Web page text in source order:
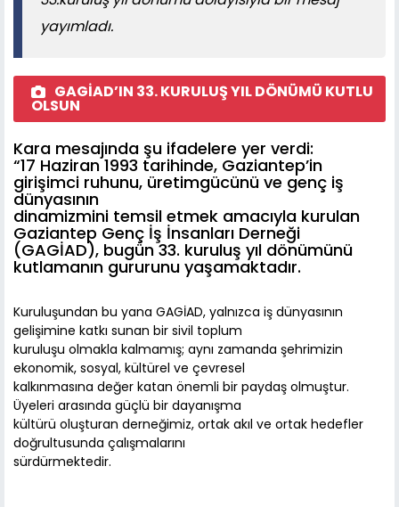
yayımladı.
GAGİAD’IN 33. KURULUŞ YIL DÖNÜMÜ KUTLU
OLSUN
Kara mesajında şu ifadelere yer verdi:
“17 Haziran 1993 tarihinde, Gaziantep’in
girişimci ruhunu, üretimgücünü ve genç iş
dünyasının
dinamizmini temsil etmek amacıyla kurulan
Gaziantep Genç İş İnsanları Derneği
(GAGİAD), bugün 33. kuruluş yıl dönümünü
kutlamanın gururunu yaşamaktadır.
Kuruluşundan bu yana GAGİAD, yalnızca iş dünyasının
gelişimine katkı sunan bir sivil toplum
kuruluşu olmakla kalmamış; aynı zamanda şehrimizin
ekonomik, sosyal, kültürel ve çevresel
kalkınmasına değer katan önemli bir paydaş olmuştur.
Üyeleri arasında güçlü bir dayanışma
kültürü oluşturan derneğimiz, ortak akıl ve ortak hedefler
doğrultusunda çalışmalarını
sürdürmektedir.